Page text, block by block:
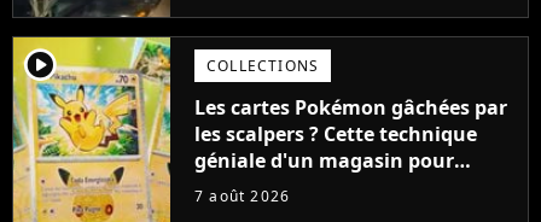
player2 COLLECTIONS
Les cartes Pokémon gâchées par
les scalpers ? Cette technique
géniale d'un magasin pour
ruiner les revendeurs
7 août 2026